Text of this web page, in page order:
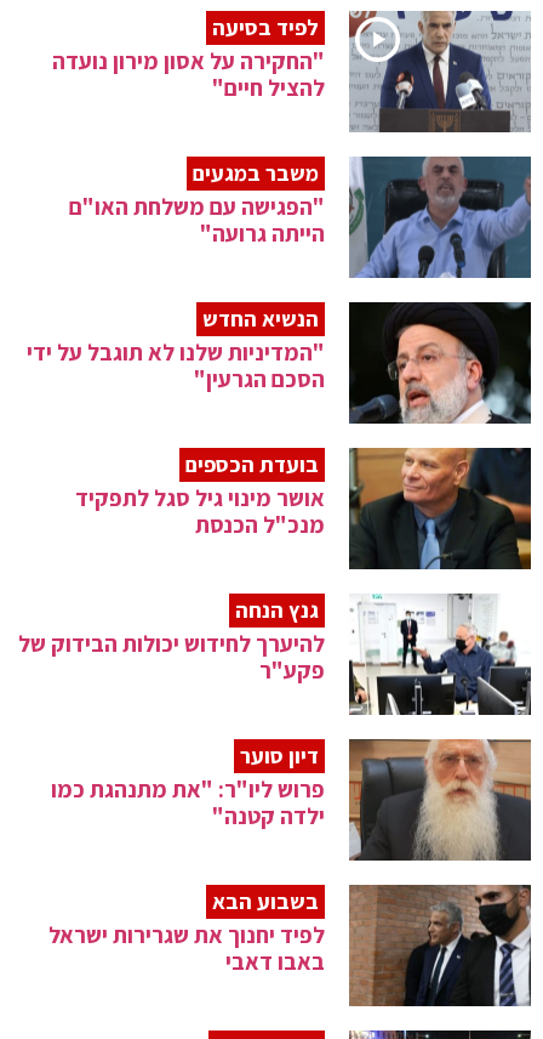
לפיד בסיעה
"החקירה על אסון מירון נועדה
להציל חיים"
משבר במגעים
"הפגישה עם משלחת האו"ם
הייתה גרועה"
הנשיא החדש
"המדיניות שלנו לא תוגבל על ידי
הסכם הגרעין"
בועדת הכספים
אושר מינוי גיל סגל לתפקיד
מנכ"ל הכנסת
גנץ הנחה
להיערך לחידוש יכולות הבידוק של
פקע"ר
דיון סוער
פרוש ליו"ר: "את מתנהגת כמו
ילדה קטנה"
בשבוע הבא
לפיד יחנוך את שגרירות ישראל
באבו דאבי